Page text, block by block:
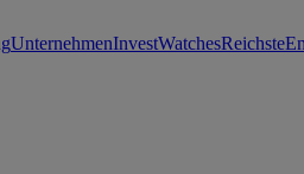
UnternehmenInvestWatchesReichste